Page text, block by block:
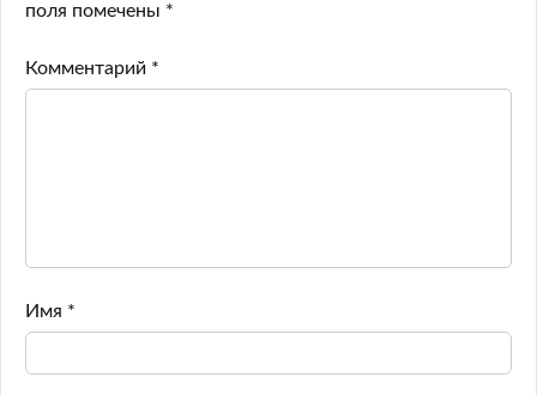
поля помечены *
Комментарий *
Имя *